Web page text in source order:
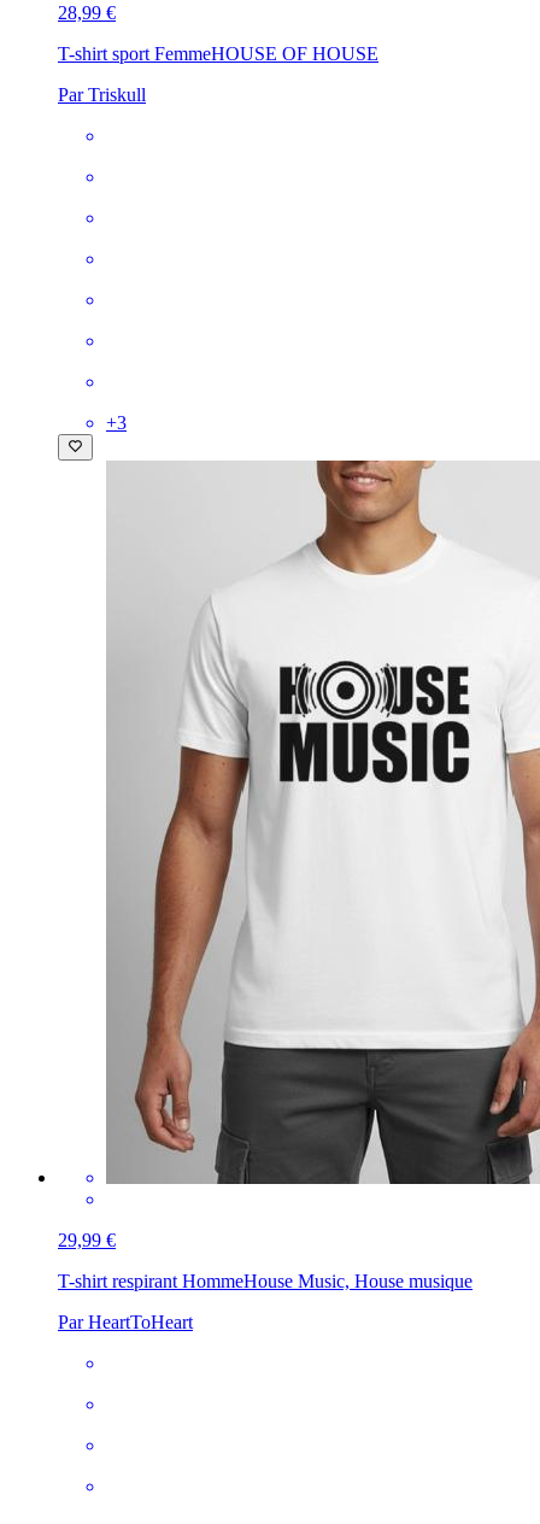
28,99 €
T-shirt sport FemmeHOUSE OF HOUSE
Par Triskull
+3
29,99 €
T-shirt respirant HommeHouse Music, House musique
Par HeartToHeart